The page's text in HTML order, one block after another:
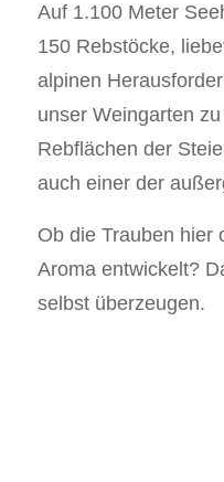
Auf 1.100 Meter
150 Rebstöcke,
alpinen
unser Weingarten
Rebflächen der
auch einer der
Ob die Trauben hier
Aroma entwickelt?
selbst überzeugen.